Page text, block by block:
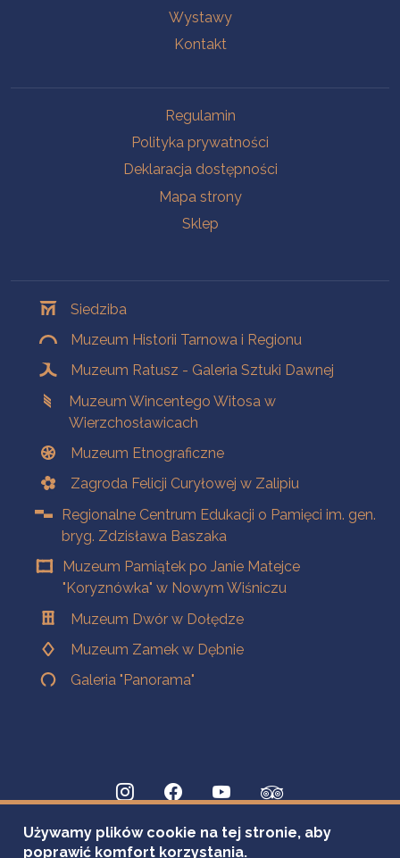
Wystawy
Kontakt
Regulamin
Polityka prywatności
Deklaracja dostępności
Mapa strony
Sklep
Siedziba
Muzeum Historii Tarnowa i Regionu
Muzeum Ratusz - Galeria Sztuki Dawnej
Muzeum Wincentego Witosa w
Wierzchosławicach
Muzeum Etnograficzne
Zagroda Felicji Curyłowej w Zalipiu
Regionalne Centrum Edukacji o Pamięci im. gen.
bryg. Zdzisława Baszaka
Muzeum Pamiątek po Janie Matejce
"Koryznówka" w Nowym Wiśniczu
Muzeum Dwór w Dołędze
Muzeum Zamek w Dębnie
Galeria "Panorama"
Używamy plików cookie na tej stronie, aby
poprawić komfort korzystania.